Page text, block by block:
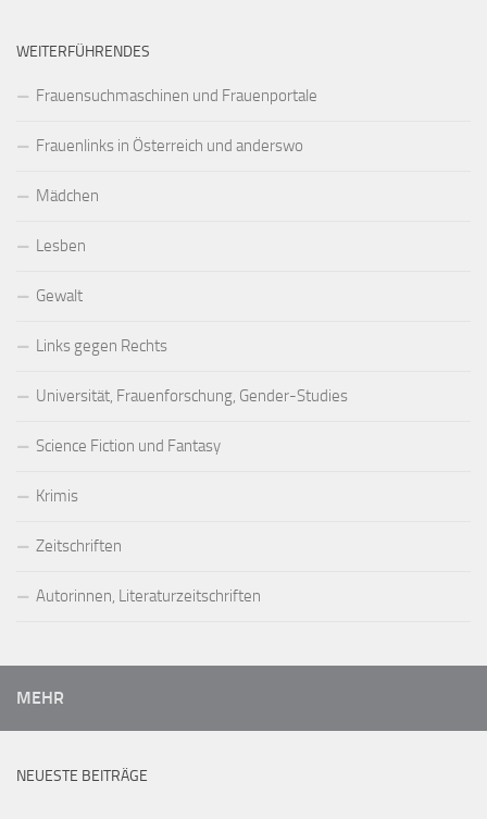
WEITERFÜHRENDES
Frauensuchmaschinen und Frauenportale
Frauenlinks in Österreich und anderswo
Mädchen
Lesben
Gewalt
Links gegen Rechts
Universität, Frauenforschung, Gender-Studies
Science Fiction und Fantasy
Krimis
Zeitschriften
Autorinnen, Literaturzeitschriften
MEHR
NEUESTE BEITRÄGE